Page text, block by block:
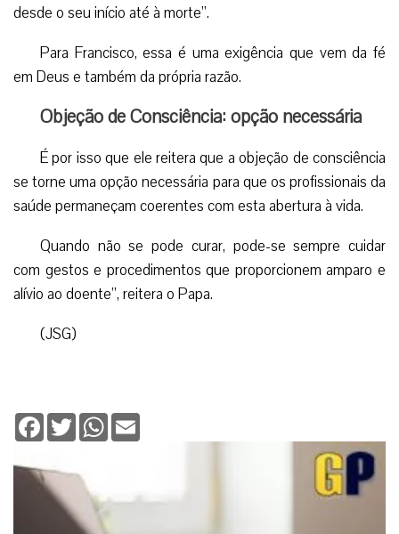
desde o seu início até à morte”.
Para Francisco, essa é uma exigência que vem da fé
em Deus e também da própria razão.
Objeção de Consciência: opção necessária
É por isso que ele reitera que a objeção de consciência
se torne uma opção necessária para que os profissionais da
saúde permaneçam coerentes com esta abertura à vida.
Quando não se pode curar, pode-se sempre cuidar
com gestos e procedimentos que proporcionem amparo e
alívio ao doente”, reitera o Papa.
(JSG)
Facebook
TwitterWhatsApp